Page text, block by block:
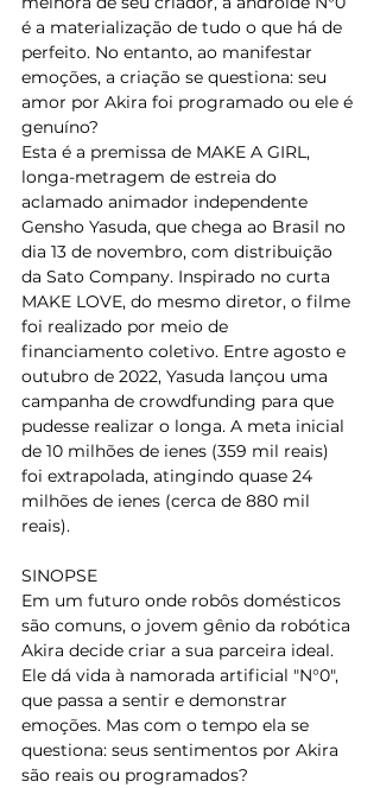
é a materialização de tudo o que há de
perfeito. No entanto, ao manifestar
emoções, a criação se questiona: seu
amor por Akira foi programado ou ele é
genuíno?
Esta é a premissa de MAKE A GIRL,
longa-metragem de estreia do
aclamado animador independente
Gensho Yasuda, que chega ao Brasil no
dia 13 de novembro, com distribuição
da Sato Company. Inspirado no curta
MAKE LOVE, do mesmo diretor, o filme
foi realizado por meio de
financiamento coletivo. Entre agosto e
outubro de 2022, Yasuda lançou uma
campanha de crowdfunding para que
pudesse realizar o longa. A meta inicial
de 10 milhões de ienes (359 mil reais)
foi extrapolada, atingindo quase 24
milhões de ienes (cerca de 880 mil
reais).
SINOPSE
Em um futuro onde robôs domésticos
são comuns, o jovem gênio da robótica
Akira decide criar a sua parceira ideal.
Ele dá vida à namorada artificial "N°0",
que passa a sentir e demonstrar
emoções. Mas com o tempo ela se
questiona: seus sentimentos por Akira
são reais ou programados?